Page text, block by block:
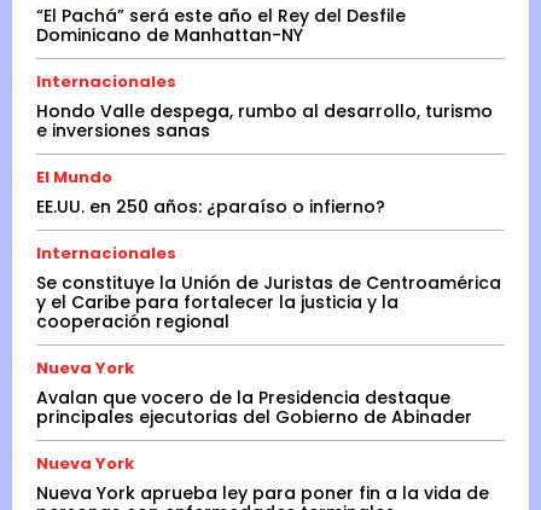
“El Pachá” será este año el Rey del Desfile
Dominicano de Manhattan-NY
Internacionales
Hondo Valle despega, rumbo al desarrollo, turismo
e inversiones sanas
El Mundo
EE.UU. en 250 años: ¿paraíso o infierno?
Internacionales
Se constituye la Unión de Juristas de Centroamérica
y el Caribe para fortalecer la justicia y la
cooperación regional
Nueva York
Avalan que vocero de la Presidencia destaque
principales ejecutorias del Gobierno de Abinader
Nueva York
Nueva York aprueba ley para poner fin a la vida de